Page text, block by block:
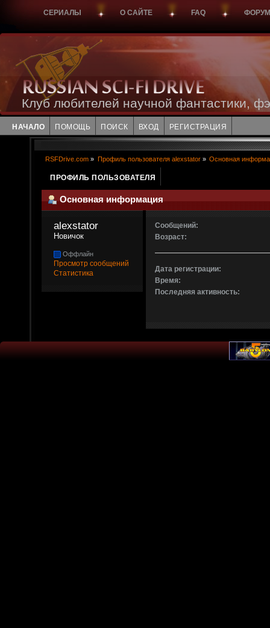
СЕРИАЛЫ О САЙТЕ FAQ ФОРУМ
Клуб любителей научной фантастики,
НАЧАЛО ПОМОЩЬ ПОИСК ВХОД РЕГИСТРАЦИЯ
RSFDrive.com » Профиль пользователя alexstator» Основная
ПРОФИЛЬ ПОЛЬЗОВАТЕЛЯ
Основная информация
alexstator
Новичок
Оффлайн
Просмотр сообщений
Статистика
Сообщений:
Возраст:
Дата регистрации:
Время:
Последняя активность: